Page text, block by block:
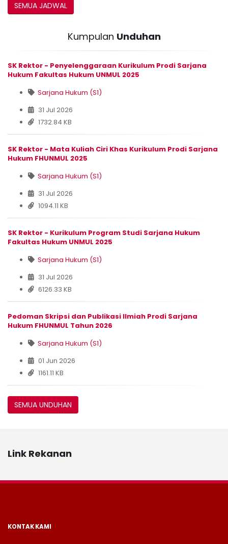
SEMUA JADWAL
Kumpulan Unduhan
SK Rektor - Penyelenggaraan Kurikulum Prodi Sarjana
Hukum Fakultas Hukum UNMUL 2025
Sarjana Hukum (S1)
31 Jul 2026
1732.84 KB
SK Rektor - Mata Kuliah Ciri Khas Kurikulum Prodi Sarjana
Hukum FHUNMUL 2025
Sarjana Hukum (S1)
31 Jul 2026
1094.11 KB
SK Rektor - Kurikulum Program Studi Sarjana Hukum
Fakultas Hukum UNMUL 2025
Sarjana Hukum (S1)
31 Jul 2026
6126.33 KB
Pedoman Skripsi dan Publikasi Ilmiah Prodi Sarjana
Hukum FHUNMUL Tahun 2026
Sarjana Hukum (S1)
01 Jun 2026
1161.11 KB
SEMUA UNDUHAN
Link Rekanan
KONTAK KAMI